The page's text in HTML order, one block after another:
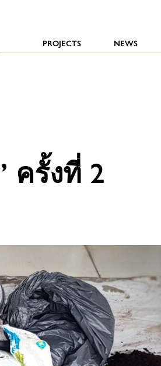
NEWS
PROJECTS
ครั้งที่ 2